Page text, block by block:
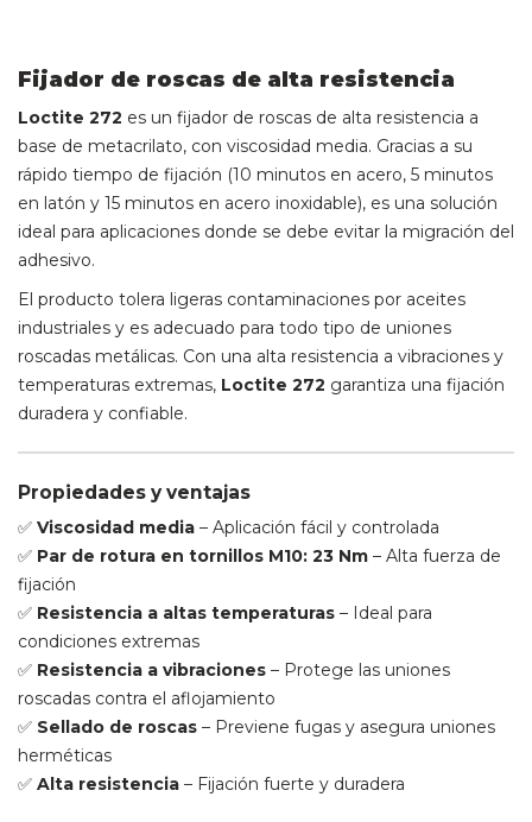
Fijador de roscas de alta resistencia
Loctite 272 es un fijador de roscas de alta resistencia a
base de metacrilato, con viscosidad media. Gracias a su
rápido tiempo de fijación (10 minutos en acero, 5 minutos
en latón y 15 minutos en acero inoxidable), es una solución
ideal para aplicaciones donde se debe evitar la migración del
adhesivo.
El producto tolera ligeras contaminaciones por aceites
industriales y es adecuado para todo tipo de uniones
roscadas metálicas. Con una alta resistencia a vibraciones y
temperaturas extremas, Loctite 272 garantiza una fijación
duradera y confiable.
Propiedades y ventajas
✅ Viscosidad media – Aplicación fácil y controlada
✅ Par de rotura en tornillos M10: 23 Nm – Alta fuerza de
fijación
✅ Resistencia a altas temperaturas – Ideal para
condiciones extremas
✅ Resistencia a vibraciones – Protege las uniones
roscadas contra el aflojamiento
✅ Sellado de roscas – Previene fugas y asegura uniones
herméticas
✅ Alta resistencia – Fijación fuerte y duradera